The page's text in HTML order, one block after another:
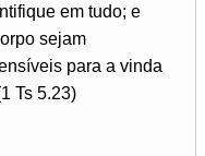
em tudo; e
sejam
para a vinda
Ts 5.23)